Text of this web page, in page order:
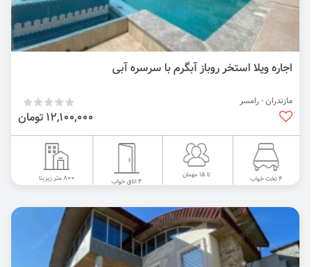
اجاره ویلا استخر روباز آبگرم با سرسره آبی
مازندران - رامسر
12,100,000 تومان
4 تخت خواب تا 15 مهمان
4 اتاق خواب 800 متر زیربنا